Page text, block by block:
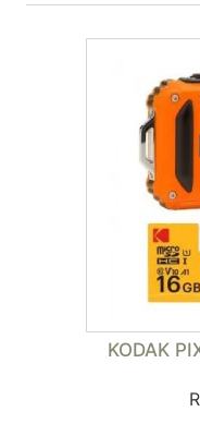
KODAK